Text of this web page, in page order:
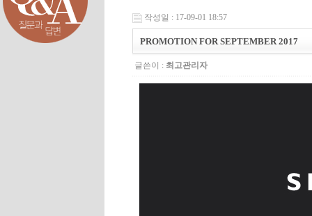
작성일 : 17-09-01 18:57
PROMOTION FOR SEPTEMBER 2017
글쓴이 : 최고관리자